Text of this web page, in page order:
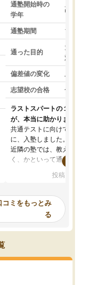
通塾開始時の
学年
高3
通塾期間 1～3
通った目的
大学
対策
偏差値の変化 上が
志望校の合格 合格
ラストスパートの１か月
が、本当に助かりました
共通テストに向けての追
に、入塾しました。田舎
近隣の塾では、教えても
く、かといって通うには
可能なので本当に助か
らないところをピンポイ
頂いて、とてもわかり
していました。一生を
スト、多少お金がかかっ
投稿日：
コミをもっとみ
る